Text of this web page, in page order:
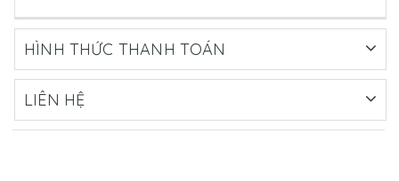
HÌNH THỨC THANH TOÁN
LIÊN HỆ